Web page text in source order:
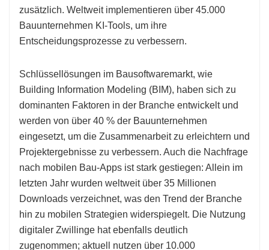
zusätzlich. Weltweit implementieren über 45.000
Bauunternehmen KI-Tools, um ihre
Entscheidungsprozesse zu verbessern.
Schlüssellösungen im Bausoftwaremarkt, wie
Building Information Modeling (BIM), haben sich zu
dominanten Faktoren in der Branche entwickelt und
werden von über 40 % der Bauunternehmen
eingesetzt, um die Zusammenarbeit zu erleichtern und
Projektergebnisse zu verbessern. Auch die Nachfrage
nach mobilen Bau-Apps ist stark gestiegen: Allein im
letzten Jahr wurden weltweit über 35 Millionen
Downloads verzeichnet, was den Trend der Branche
hin zu mobilen Strategien widerspiegelt. Die Nutzung
digitaler Zwillinge hat ebenfalls deutlich
zugenommen; aktuell nutzen über 10.000